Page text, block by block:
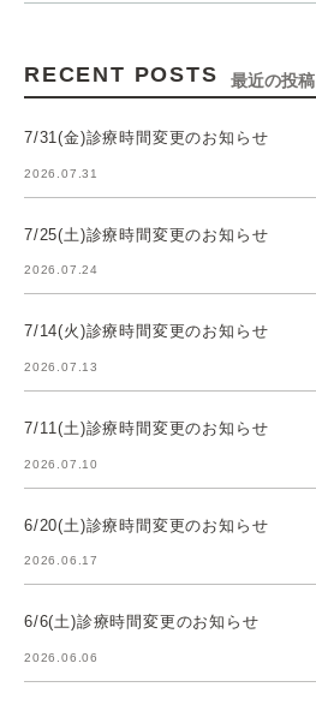
RECENT POSTS 最近の投稿
7/31(金)診療時間変更のお知らせ
2026.07.31
7/25(土)診療時間変更のお知らせ
2026.07.24
7/14(火)診療時間変更のお知らせ
2026.07.13
7/11(土)診療時間変更のお知らせ
2026.07.10
6/20(土)診療時間変更のお知らせ
2026.06.17
6/6(土)診療時間変更のお知らせ
2026.06.06